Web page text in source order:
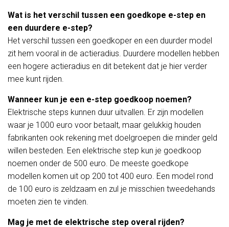
Wat is het verschil tussen een goedkope e-step en
een duurdere e-step?
Het verschil tussen een goedkoper en een duurder model
zit hem vooral in de actieradius. Duurdere modellen hebben
een hogere actieradius en dit betekent dat je hier verder
mee kunt rijden.
Wanneer kun je een e-step goedkoop noemen?
Elektrische steps kunnen duur uitvallen. Er zijn modellen
waar je 1000 euro voor betaalt, maar gelukkig houden
fabrikanten ook rekening met doelgroepen die minder geld
willen besteden. Een elektrische step kun je goedkoop
noemen onder de 500 euro. De meeste goedkope
modellen komen uit op 200 tot 400 euro. Een model rond
de 100 euro is zeldzaam en zul je misschien tweedehands
moeten zien te vinden.
Mag je met de elektrische step overal rijden?